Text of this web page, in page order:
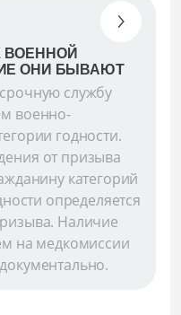
ВОЕННОЙ
ОНИ БЫВАЮТ
службу
военно-
годности.
от призыва
категорий
определяется
Наличие
на медкомиссии